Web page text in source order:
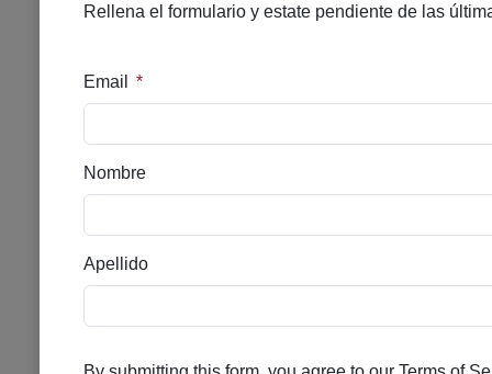
Disponible
45,95€
LRP PURE VIT C12 SERUM 30ML
15,90€
GH